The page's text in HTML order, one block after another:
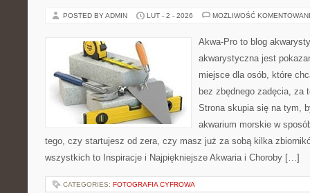
POSTED BY ADMIN LUT - 2 - 2026 MOŻLIWOŚĆ
Akwa-Pro to blog
akwarystyczna jest
miejsce dla osób, które
bez zbędnego zadęcia, za
Strona skupia się na tym,
akwarium morskie w
tego, czy startujesz od zera, czy masz już za sobą kilka
wszystkich to Inspiracje i Najpiękniejsze Akwaria i Choroby […]
CATEGORIES: FOTOGRAFIA CYFROWA